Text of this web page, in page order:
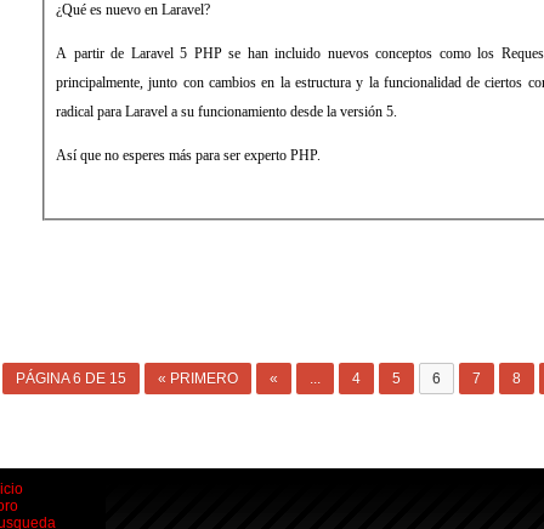
¿Qué es nuevo en Laravel?
A partir de Laravel 5 PHP se han incluido nuevos conceptos como los
principalmente, junto con cambios en la estructura y la funcionalidad de ciertos
radical para Laravel a su funcionamiento desde la versión 5.
Así que no esperes más para ser experto PHP.
PÁGINA 6 DE 15 « PRIMERO « 4 5 6 7 8